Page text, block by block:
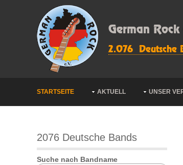
German
2.076 Deutsche
STARTSEITE AKTUELL UNSER
2076 Deutsche Bands
Suche nach Bandname